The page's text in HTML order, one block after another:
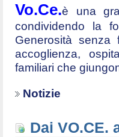
Vo.Ce.è una
condividendo la
Generosità senza
accoglienza,
familiari che
Notizie
Dai VO.CE.